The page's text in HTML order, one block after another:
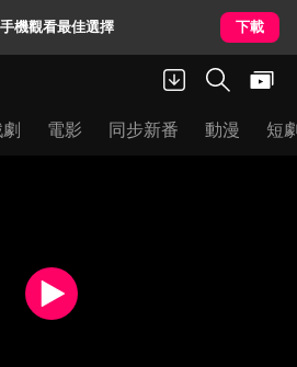
機觀看最佳選擇 下載
電影 同步新番 動漫 短